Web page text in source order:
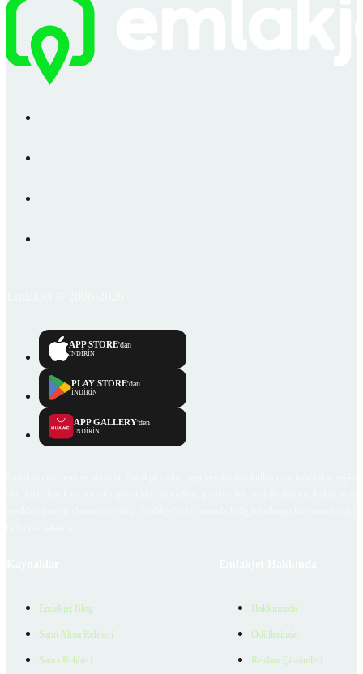
APP STORE'dan
İNDİRİN
PLAY STORE'dan
İNDİRİN
APP GALLERY'den
İNDİRİN
Emlakjet Blog
Satın Alma Rehberi
Satıcı Rehberi
Hakkımızda
Ödüllerimiz
Reklam Çözümleri